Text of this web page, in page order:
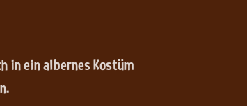
in ein albernes Kostüm